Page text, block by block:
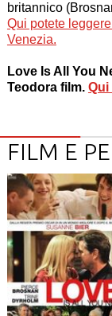
britannico
Qui potete
Venezia.
Love Is All You
Teodora film. Qui
FILM E